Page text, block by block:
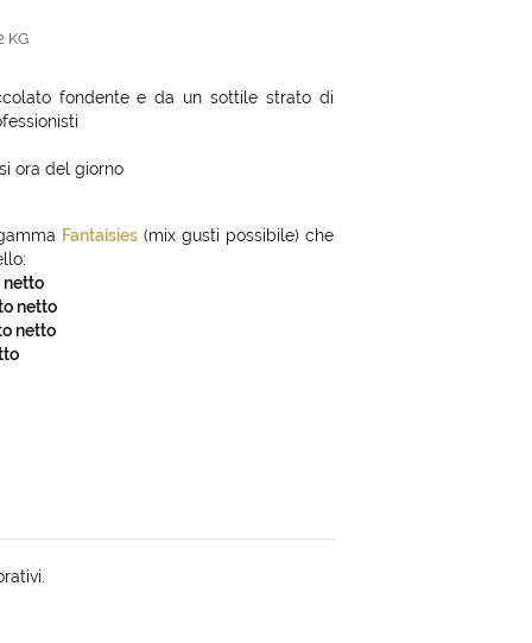
KG
fondente e da un sottile strato di
ora del giorno
Fantaisies(mix gusti possibile) che
netto
netto
netto